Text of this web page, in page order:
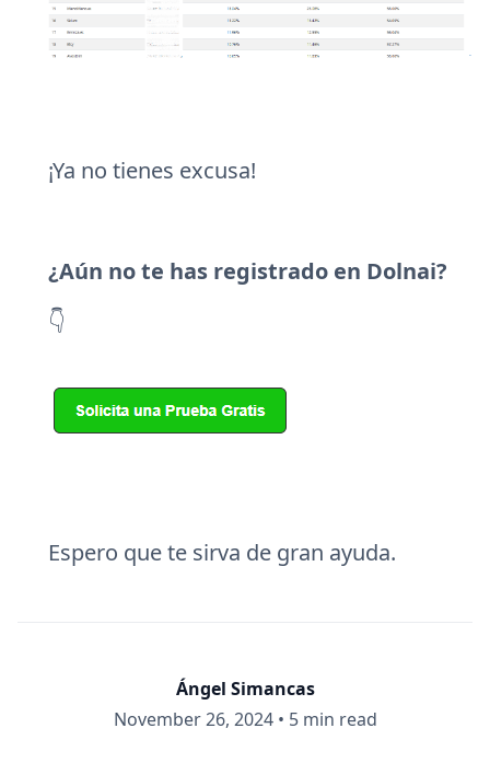
¡Ya no tienes excusa!
¿Aún no te has registrado en Dolnai?
👇
Espero que te sirva de gran ayuda.
Ángel Simancas
November 26, 2024 • 5 min read